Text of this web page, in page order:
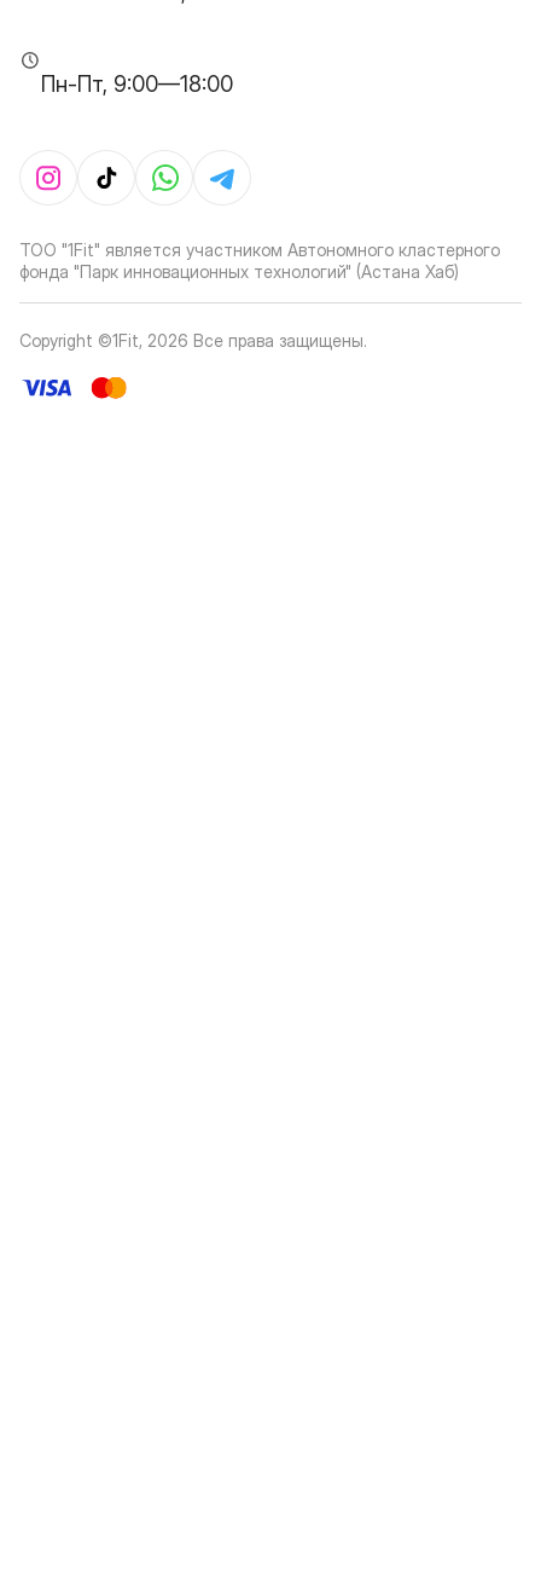
Пн-Пт, 9:00—18:00
ТОО "1Fit" является участником Автономного кластерного
фонда "Парк инновационных технологий" (Астана Хаб)
Copyright ©1Fit, 2026 Все права защищены.